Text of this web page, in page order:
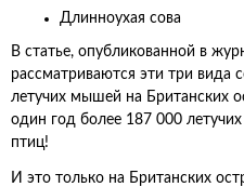
Длинноухая сова
В статье, опубликованной в
рассматриваются эти три вида
летучих мышей на Британских
один год более 187 000
птиц!
И это только на Британских